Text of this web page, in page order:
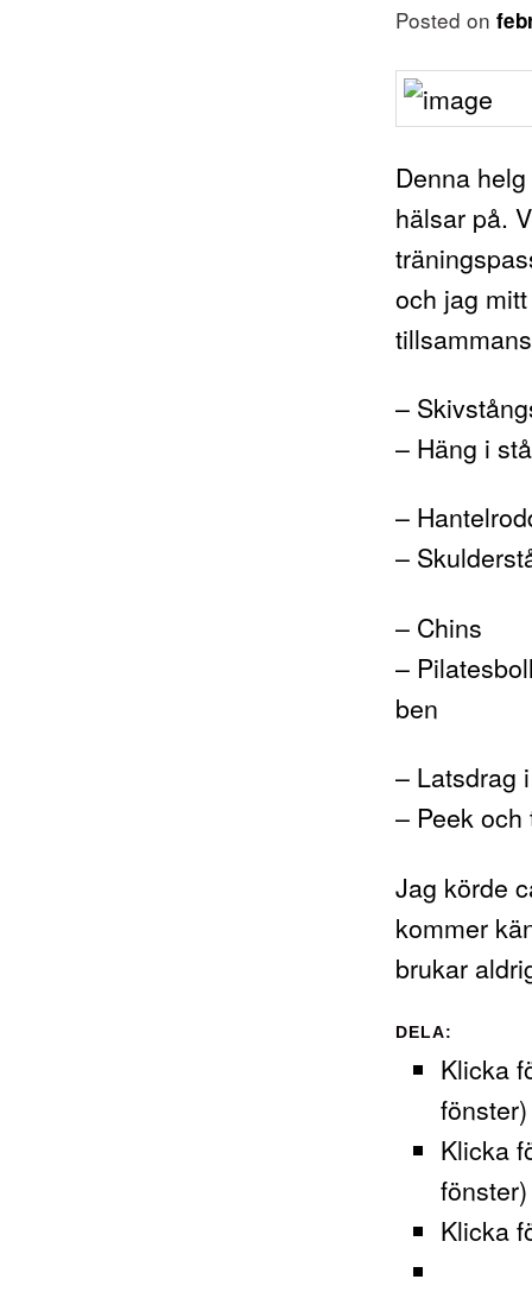
Posted on
Denna
hälsar på.
och jag
–
– Häng i
–
–
– Chins
–
ben
– Latsdrag
– Peek
Jag körde
kommer
brukar
DELA:
Klicka
fönster)
Klicka
fönster)
Klicka